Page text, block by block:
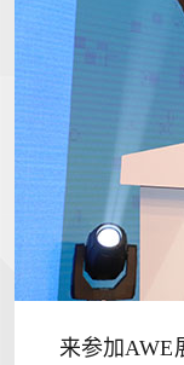
来参加AWE展